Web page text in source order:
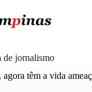
de jornalismo
têm a vida